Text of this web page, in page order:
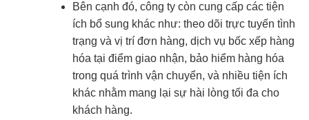
Bên cạnh đó, công ty còn cung cấp các tiện
ích bổ sung khác như: theo dõi trực tuyến tình
trạng và vị trí đơn hàng, dịch vụ bốc xếp hàng
hóa tại điểm giao nhận, bảo hiểm hàng hóa
trong quá trình vận chuyển, và nhiều tiện ích
khác nhằm mang lại sự hài lòng tối đa cho
khách hàng.